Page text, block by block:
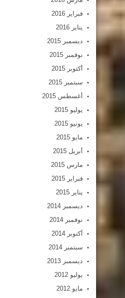
فبراير 2016
يناير 2016
ديسمبر 2015
نوفمبر 2015
أكتوبر 2015
سبتمبر 2015
أغسطس 2015
يوليو 2015
يونيو 2015
مايو 2015
أبريل 2015
مارس 2015
فبراير 2015
يناير 2015
ديسمبر 2014
نوفمبر 2014
أكتوبر 2014
سبتمبر 2014
ديسمبر 2013
يوليو 2012
مايو 2012